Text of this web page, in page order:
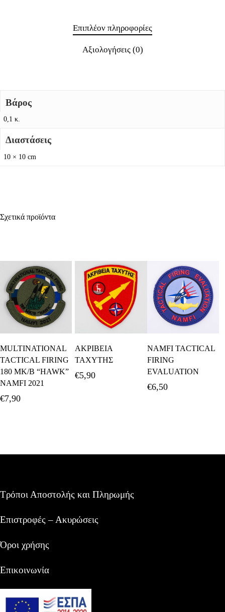
Επιπλέον πληροφορίες
Αξιολογήσεις (0)
Βάρος
0,1 κ.
Διαστάσεις
10 × 10 cm
Σχετικά προϊόντα
Καλάθι
MULTINATIONAL
TACTICAL FIRING
180 ΜΚ/Β “HAWK”
NAMFI 2021
€7,90
Καλάθι
ΑΚΡΙΒΕΙΑ
ΤΑΧΥΤΗΣ
€5,90
Καλάθι
NAMFI TACTICAL
FIRING
EVALUATION
€6,50
Τρόποι Αποστολής και Πληρωμής
Επιστροφές – Ακυρώσεις
Όροι χρήσης
Επικοινωνία